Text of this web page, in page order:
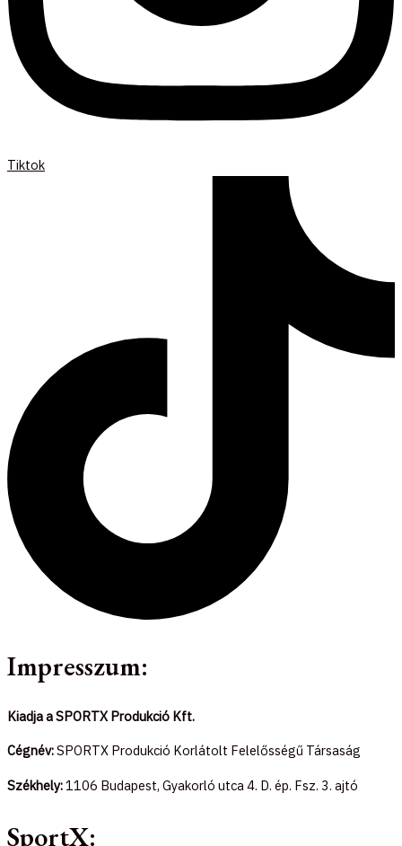
Tiktok
Impresszum:
Kiadja a SPORTX Produkció Kft.
Cégnév:SPORTX Produkció Korlátolt Felelősségű Társaság
Székhely:1106 Budapest, Gyakorló utca 4. D. ép. Fsz. 3. ajtó
SportX: